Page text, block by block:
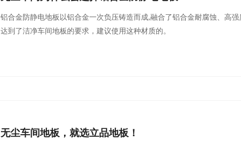
铝合金防静电地板以铝合金一次负压铸造而成,融合了铝合金耐腐蚀、高
达到了洁净车间地板的要求，建议使用这种材质的。
无尘车间地板，就选立品地板！